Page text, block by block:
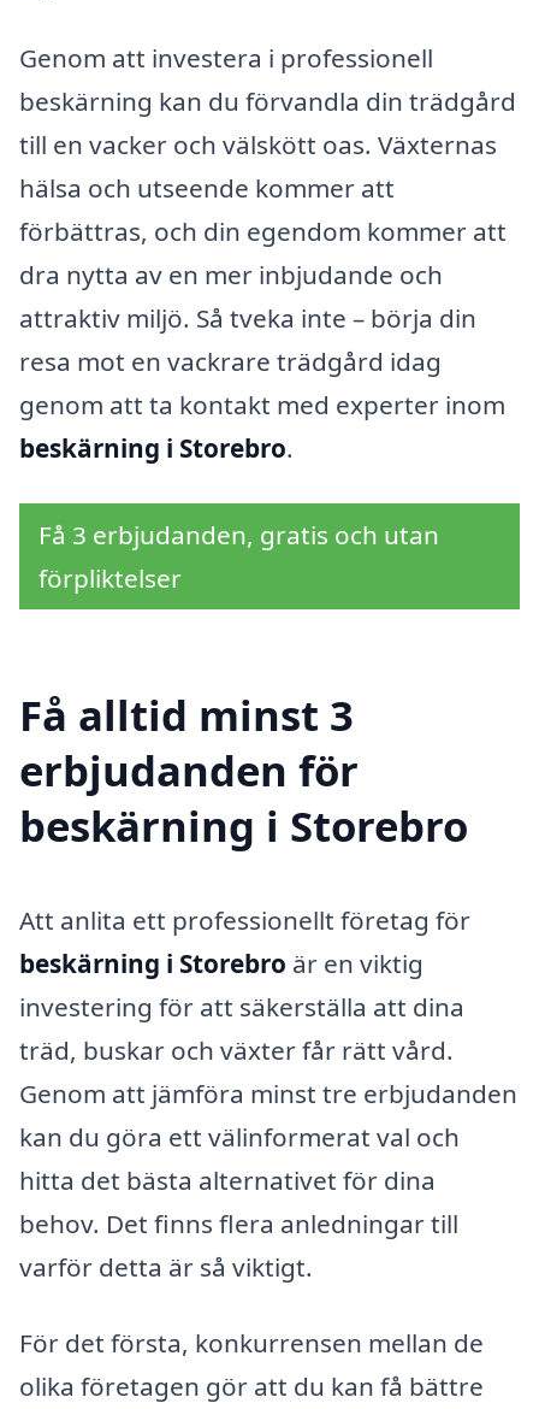
Genom att investera i professionell
beskärning kan du förvandla din trädgård
till en vacker och välskött oas. Växternas
hälsa och utseende kommer att
förbättras, och din egendom kommer att
dra nytta av en mer inbjudande och
attraktiv miljö. Så tveka inte – börja din
resa mot en vackrare trädgård idag
genom att ta kontakt med experter inom
beskärning i Storebro.
Få 3 erbjudanden, gratis och utan
förpliktelser
Få alltid minst 3
erbjudanden för
beskärning i Storebro
Att anlita ett professionellt företag för
beskärning i Storebro är en viktig
investering för att säkerställa att dina
träd, buskar och växter får rätt vård.
Genom att jämföra minst tre erbjudanden
kan du göra ett välinformerat val och
hitta det bästa alternativet för dina
behov. Det finns flera anledningar till
varför detta är så viktigt.
För det första, konkurrensen mellan de
olika företagen gör att du kan få bättre